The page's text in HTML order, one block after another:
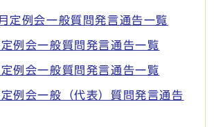
定例会一般質問発言通告一覧
例会一般質問発言通告一覧
例会一般質問発言通告一覧
例会一般（代表）質問発言通告